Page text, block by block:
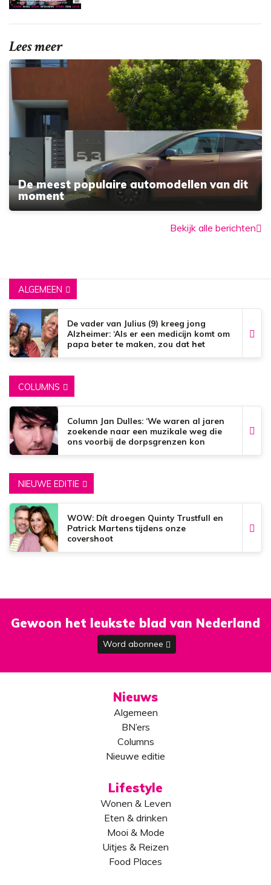
Lees meer
De meest populaire automodellen van dit
moment
Bekijk alle berichten
ALGEMEEN
De vader van Julius (9) kreeg jong
Alzheimer: ‘Als er een medicijn komt om
papa beter te maken, zou dat het
COLUMNS
Column Jan Dulles: ‘We waren al jaren
zoekende naar een muzikale weg die
ons voorbij de dorpsgrenzen kon
NIEUWE EDITIE
WOW: Dít droegen Quinty Trustfull en
Patrick Martens tijdens onze
covershoot
Gewoon het leukste blad van Nederland
Word abonnee
Nieuws
Algemeen
BN’ers
Columns
Nieuwe editie
Lifestyle
Wonen & Leven
Eten & drinken
Mooi & Mode
Uitjes & Reizen
Food Places